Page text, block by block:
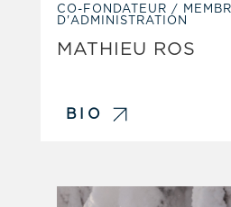
CO-FONDATEUR /
D'ADMINISTRATION
MATHIEU ROS
BIO